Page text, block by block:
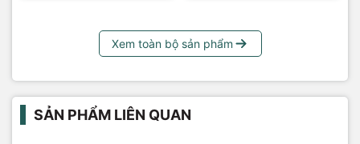
Xem toàn bộ sản phẩm
SẢN PHẨM LIÊN QUAN